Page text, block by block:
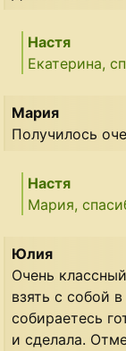
Настя
Екатерина,
Мария
Получилось
Настя
Мария,
Юлия
Очень
взять с собой
собираетесь
и сделала.